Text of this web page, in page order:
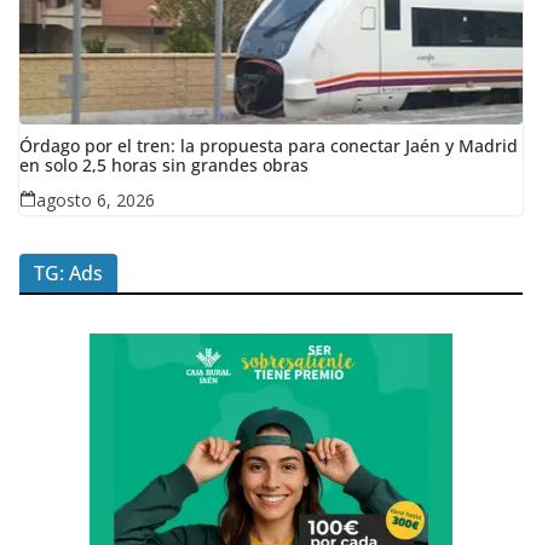
Órdago por el tren: la propuesta para conectar Jaén y Madrid
en solo 2,5 horas sin grandes obras
agosto 6, 2026
TG: Ads